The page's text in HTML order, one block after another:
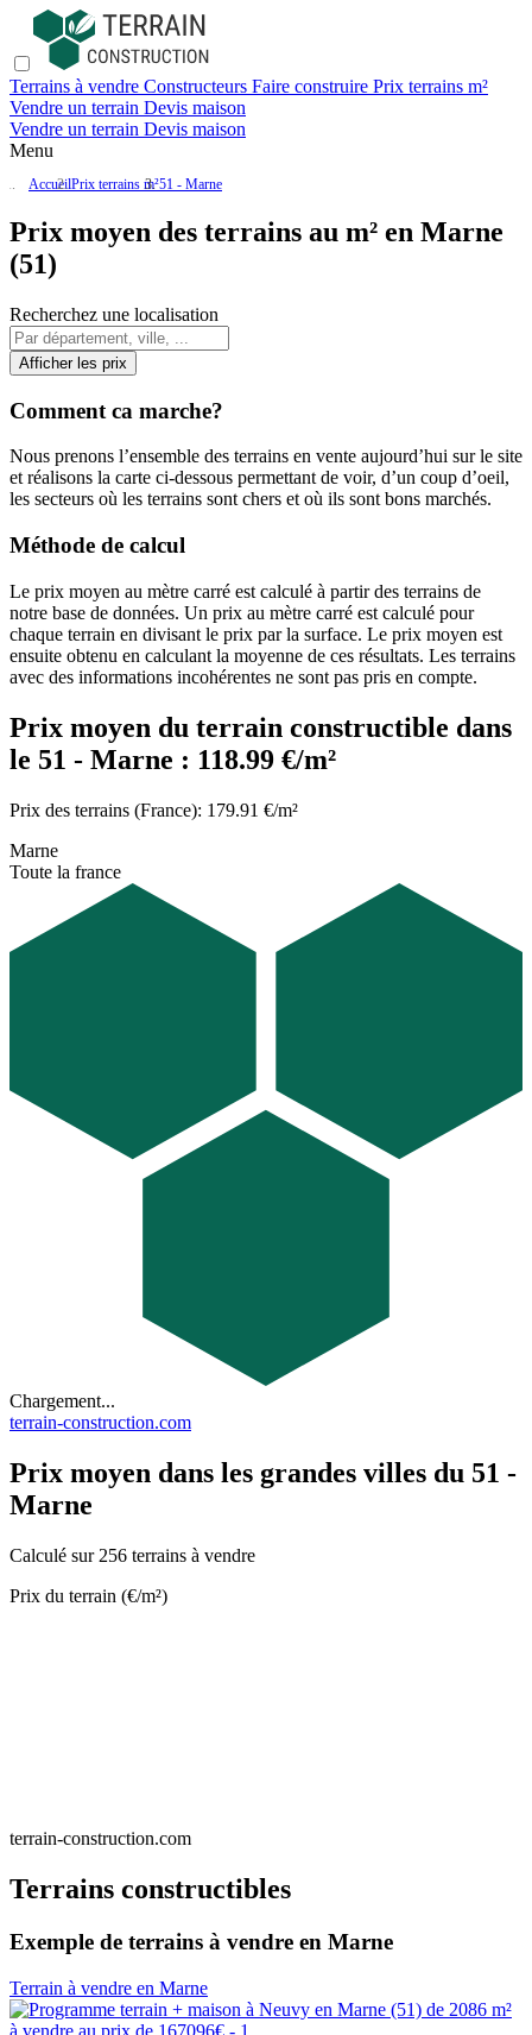
Terrains à vendre Constructeurs Faire construire Prix terrains m²
Vendre un terrain Devis maison
Vendre un terrain Devis maison
Menu
AccueilPrix terrains m²51 - Marne
Prix moyen des terrains au m² en Marne
(51)
Recherchez une localisation
Afficher les prix
Comment ca marche?
Nous prenons l’ensemble des terrains en vente aujourd’hui sur le site
et réalisons la carte ci-dessous permettant de voir, d’un coup d’oeil,
les secteurs où les terrains sont chers et où ils sont bons marchés.
Méthode de calcul
Le prix moyen au mètre carré est calculé à partir des terrains de
notre base de données. Un prix au mètre carré est calculé pour
chaque terrain en divisant le prix par la surface. Le prix moyen est
ensuite obtenu en calculant la moyenne de ces résultats. Les terrains
avec des informations incohérentes ne sont pas pris en compte.
Prix moyen du terrain constructible dans
le 51 - Marne : 118.99 €/m²
Prix des terrains (France): 179.91 €/m²
Marne
Toute la france
Chargement...
terrain-construction.com
Prix moyen dans les grandes villes du 51 -
Marne
Calculé sur 256 terrains à vendre
Prix du terrain (€/m²)
terrain-construction.com
Terrains constructibles
Exemple de terrains à vendre en Marne
Terrain à vendre en Marne